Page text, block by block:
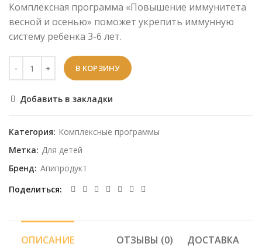
Комплексная программа «Повышение иммунитета
весной и осенью» поможет укрепить иммунную
систему ребенка 3-6 лет.
В КОРЗИНУ
Добавить в закладки
Категория: Комплексные программы
Метка: Для детей
Бренд: Апипродукт
Поделиться
ОПИСАНИЕ ОТЗЫВЫ (0) ДОСТАВКА